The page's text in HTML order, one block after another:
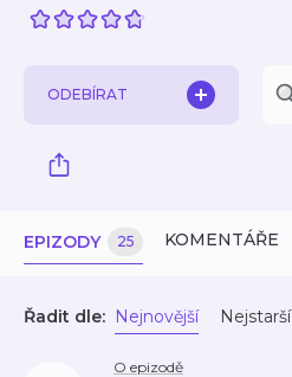
ODEBÍRAT
EPIZODY 25 KOMENTÁŘE
Řadit dle: Nejnovější Nejstarší
O epizodě